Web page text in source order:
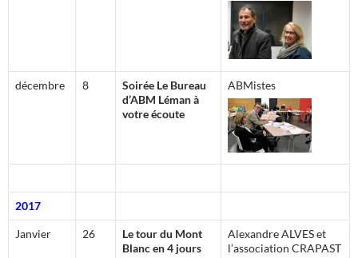
décembre 8
Soirée Le Bureau
d’ABM Léman à
votre écoute
ABMistes
2017
Janvier 26
Le tour du Mont
Blanc en 4 jours
Alexandre ALVESet
l’association CRAPAST